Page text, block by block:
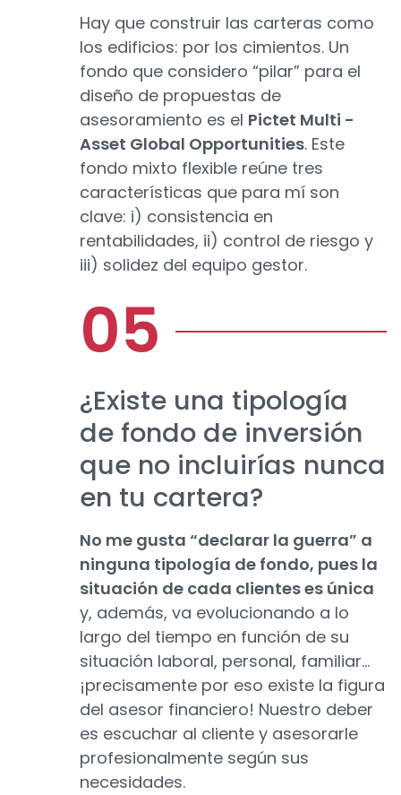
Hay que construir las carteras como
los edificios: por los cimientos. Un
fondo que considero “pilar” para el
diseño de propuestas de
asesoramiento es el Pictet Multi -
Asset Global Opportunities. Este
fondo mixto flexible reúne tres
características que para mí son
clave: i) consistencia en
rentabilidades, ii) control de riesgo y
iii) solidez del equipo gestor.
¿Existe una tipología
de fondo de inversión
que no incluirías nunca
en tu cartera?
No me gusta “declarar la guerra” a
ninguna tipología de fondo, pues la
situación de cada clientes es única
y, además, va evolucionando a lo
largo del tiempo en función de su
situación laboral, personal, familiar...
¡precisamente por eso existe la figura
del asesor financiero! Nuestro deber
es escuchar al cliente y asesorarle
profesionalmente según sus
necesidades.